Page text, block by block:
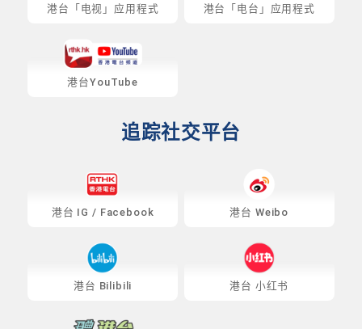
港台「电视」应用程式 港台「电台」应用程式
港台YouTube
追踪社交平台
港台 IG / Facebook 港台 Weibo
港台 Bilibili 港台 小红书